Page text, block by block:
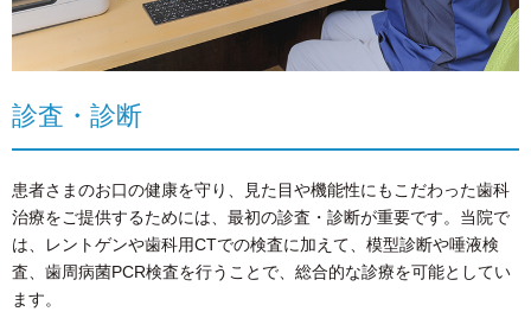
診査・診断
患者さまのお口の健康を守り、見た目や機能性にもこだわった歯科
治療をご提供するためには、最初の診査・診断が重要です。当院で
は、レントゲンや歯科用CTでの検査に加えて、模型診断や唾液検
査、歯周病菌PCR検査を行うことで、総合的な診療を可能としてい
ます。